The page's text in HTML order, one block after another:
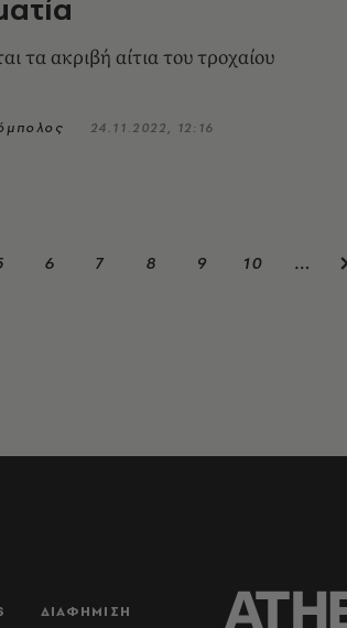
τα ακριβή αίτια του τροχαίου
24.11.2022, 12:16
6 7 8 9 10 …
ΔΙΑΦΗΜΙΣΗ